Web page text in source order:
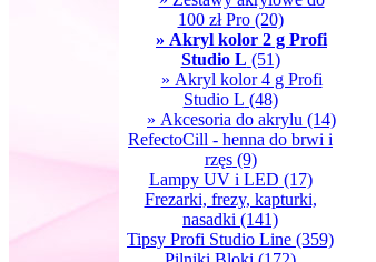
100 zł Pro(20)
» Akryl kolor 2 g Profi
Studio L (51)
» Akryl kolor 4 g Profi
Studio L (48)
» Akcesoria do akrylu (14)
RefectoCill - henna do brwi i
rzęs(9)
Lampy UV i LED (17)
Frezarki, frezy, kapturki,
nasadki (141)
Tipsy Profi Studio Line (359)